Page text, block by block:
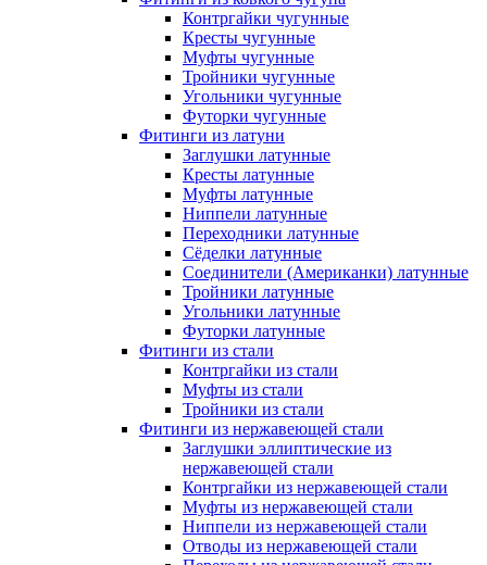
Контргайки чугунные
Кресты чугунные
Муфты чугунные
Тройники чугунные
Угольники чугунные
Футорки чугунные
Фитинги из латуни
Заглушки латунные
Кресты латунные
Муфты латунные
Ниппели латунные
Переходники латунные
Сёделки латунные
Соединители (Американки) латунные
Тройники латунные
Угольники латунные
Футорки латунные
Фитинги из стали
Контргайки из стали
Муфты из стали
Тройники из стали
Фитинги из нержавеющей стали
Заглушки эллиптические из
нержавеющей стали
Контргайки из нержавеющей стали
Муфты из нержавеющей стали
Ниппели из нержавеющей стали
Отводы из нержавеющей стали